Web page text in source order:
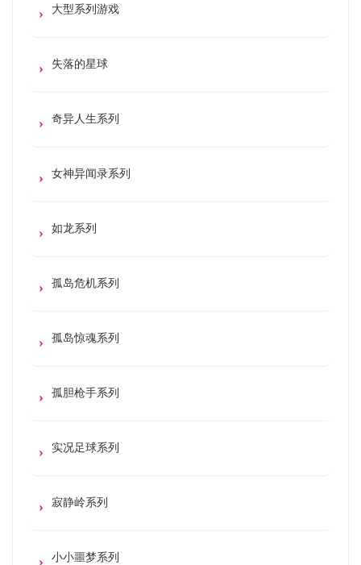
大型系列游戏
失落的星球
奇异人生系列
女神异闻录系列
如龙系列
孤岛危机系列
孤岛惊魂系列
孤胆枪手系列
实况足球系列
寂静岭系列
小小噩梦系列